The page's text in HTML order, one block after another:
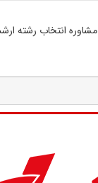
مشاوره انتخاب رشته